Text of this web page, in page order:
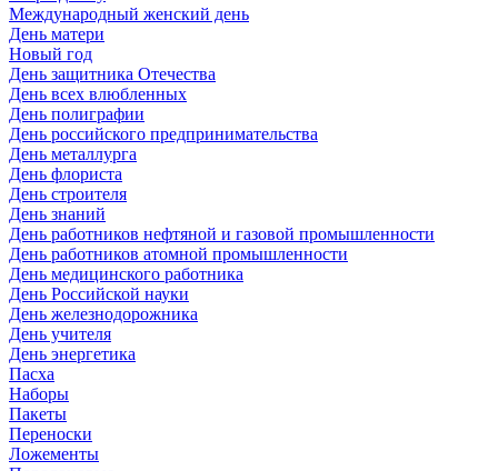
Международный женский день
День матери
Новый год
День защитника Отечества
День всех влюбленных
День полиграфии
День российского предпринимательства
День металлурга
День флориста
День строителя
День знаний
День работников нефтяной и газовой промышленности
День работников атомной промышленности
День медицинского работника
День Российской науки
День железнодорожника
День учителя
День энергетика
Пасха
Наборы
Пакеты
Переноски
Ложементы